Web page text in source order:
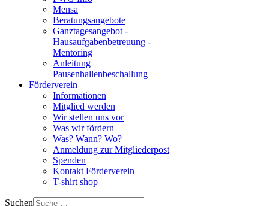
Mensa
Beratungsangebote
Ganztagesangebot -
Hausaufgabenbetreuung -
Mentoring
Anleitung
Pausenhallenbeschallung
Förderverein
Informationen
Mitglied werden
Wir stellen uns vor
Was wir fördern
Was? Wann? Wo?
Anmeldung zur Mitgliederpost
Spenden
Kontakt Förderverein
T-shirt shop
Suchen